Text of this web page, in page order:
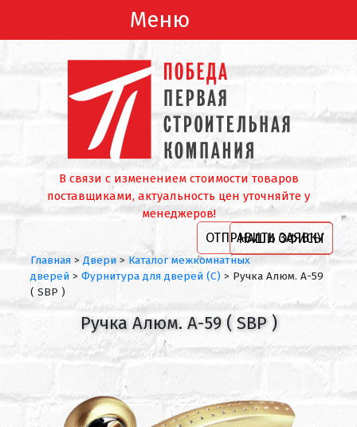
Меню
В связи с изменением стоимости товаров
поставщиками, актуальность цен уточняйте у
менеджеров!
ОТПРАВИТЬ ЗАЯВКУ
НАШИ ОФИСЫ
Главная > Двери > Каталог межкомнатных
дверей > Фурнитура для дверей (С) > Ручка Алюм. А-59
( SBP )
Ручка Алюм. А-59 ( SBP )